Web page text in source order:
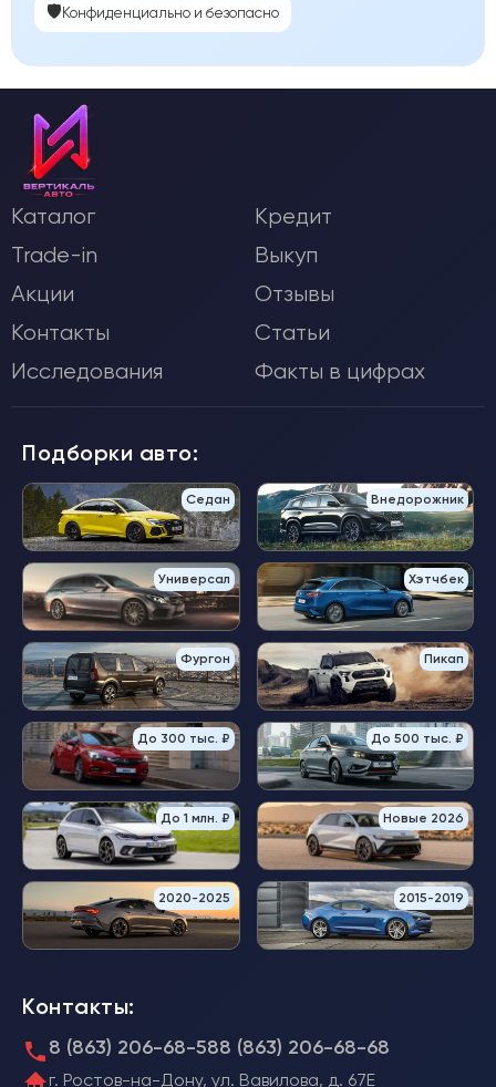
🛡️Конфиденциально и безопасно
Каталог
Кредит
Trade-in
Выкуп
Акции
Отзывы
Контакты
Статьи
Исследования
Факты в цифрах
Подборки авто:
Седан Внедорожник
Универсал Хэтчбек
Фургон Пикап
До 300 тыс. ₽ До 500 тыс. ₽
До 1 млн. ₽ Новые 2026
2020-2025 2015-2019
Контакты:
8 (863) 206-68-588 (863) 206-68-68
г. Ростов-на-Дону, ул. Вавилова, д. 67Е